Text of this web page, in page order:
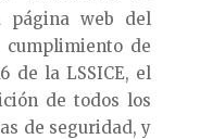
página web del
cumplimiento de
de la LSSICE, el
de todos los
de seguridad, y